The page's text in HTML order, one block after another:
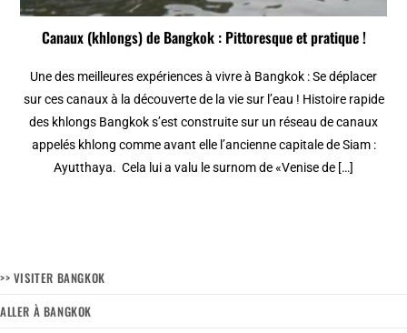
Canaux (khlongs) de Bangkok : Pittoresque et pratique !
Une des meilleures expériences à vivre à Bangkok : Se déplacer
sur ces canaux à la découverte de la vie sur l’eau ! Histoire rapide
des khlongs Bangkok s’est construite sur un réseau de canaux
appelés khlong comme avant elle l’ancienne capitale de Siam :
Ayutthaya. Cela lui a valu le surnom de «Venise de […]
>> VISITER BANGKOK
ALLER À BANGKOK